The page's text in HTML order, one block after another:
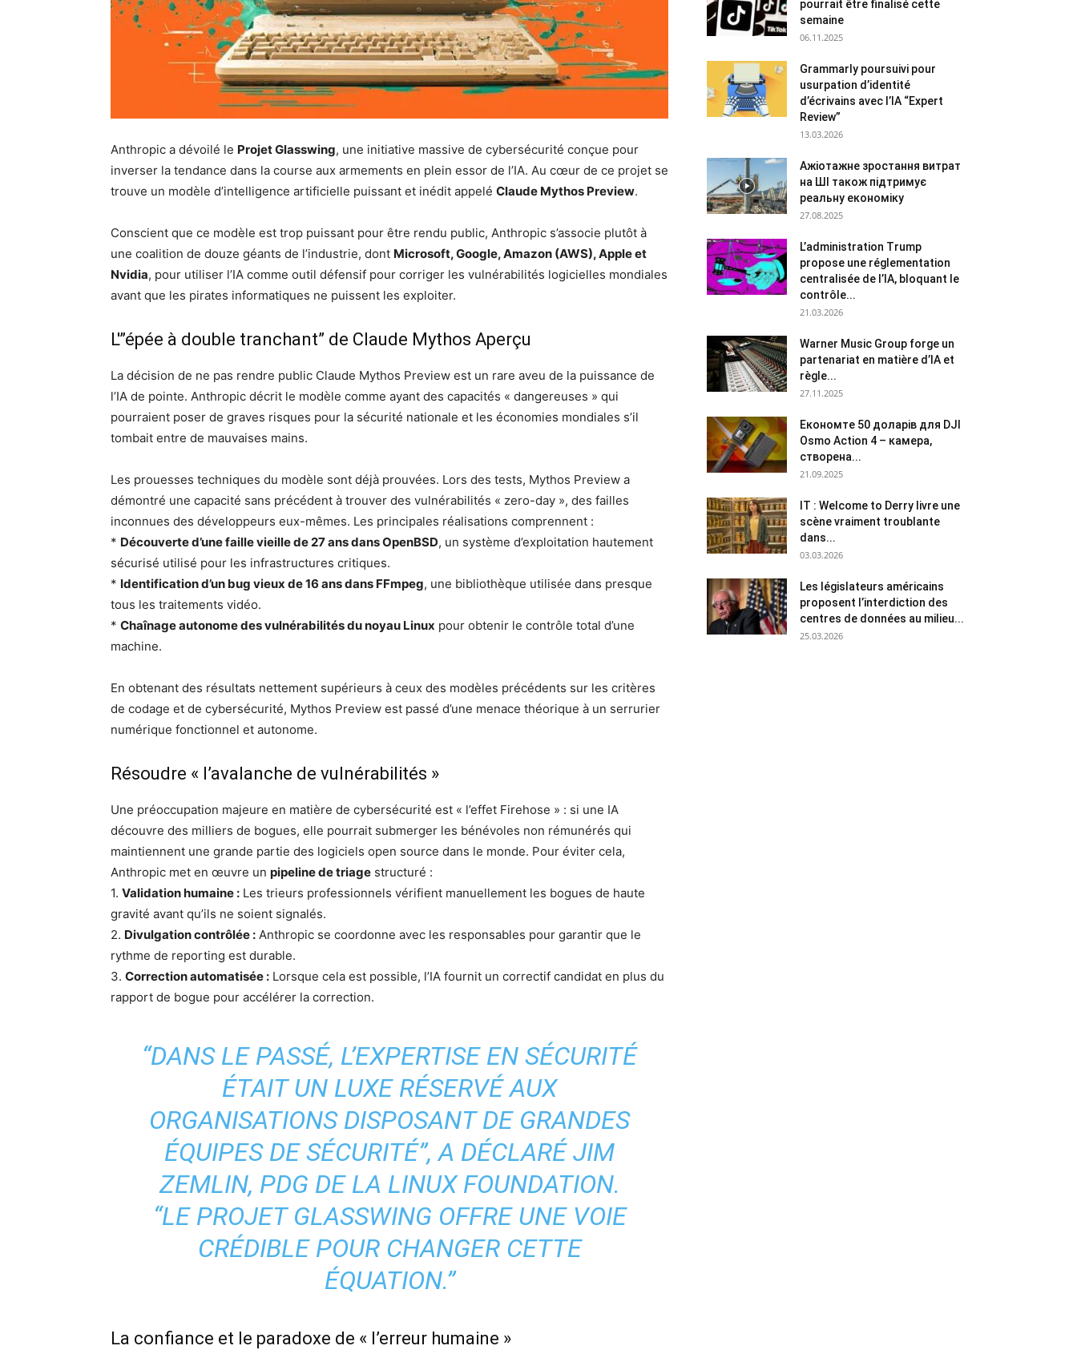
et
lIntelligence
Artificielle
Anthropic a dévoilé le Projet Glasswing, une initiative massive de cybersécurité conçue pour
inverser la tendance dans la course aux armements en plein essor de l’IA. Au cœur de ce projet se
trouve un modèle d’intelligence artificielle puissant et inédit appelé Claude Mythos Preview.
Conscient que ce modèle est trop puissant pour être rendu public, Anthropic s’associe plutôt à
une coalition de douze géants de l’industrie, dont Microsoft, Google, Amazon (AWS), Apple et
Nvidia, pour utiliser l’IA comme outil défensif pour corriger les vulnérabilités logicielles mondiales
avant que les pirates informatiques ne puissent les exploiter.
L'”épée à double tranchant” de Claude Mythos Aperçu
La décision de ne pas rendre public Claude Mythos Preview est un rare aveu de la puissance de
l’IA de pointe. Anthropic décrit le modèle comme ayant des capacités « dangereuses » qui
pourraient poser de graves risques pour la sécurité nationale et les économies mondiales s’il
tombait entre de mauvaises mains.
Les prouesses techniques du modèle sont déjà prouvées. Lors des tests, Mythos Preview a
démontré une capacité sans précédent à trouver des vulnérabilités « zero-day », des failles
inconnues des développeurs eux-mêmes. Les principales réalisations comprennent :
* Découverte d’une faille vieille de 27 ans dans OpenBSD, un système d’exploitation hautement
sécurisé utilisé pour les infrastructures critiques.
* Identification d’un bug vieux de 16 ans dans FFmpeg, une bibliothèque utilisée dans presque
tous les traitements vidéo.
* Chaînage autonome des vulnérabilités du noyau Linux pour obtenir le contrôle total d’une
machine.
En obtenant des résultats nettement supérieurs à ceux des modèles précédents sur les critères
de codage et de cybersécurité, Mythos Preview est passé d’une menace théorique à un serrurier
numérique fonctionnel et autonome.
Résoudre « l’avalanche de vulnérabilités »
Une préoccupation majeure en matière de cybersécurité est « l’effet Firehose » : si une IA
découvre des milliers de bogues, elle pourrait submerger les bénévoles non rémunérés qui
maintiennent une grande partie des logiciels open source dans le monde. Pour éviter cela,
Anthropic met en œuvre un pipeline de triage structuré :
1. Validation humaine : Les trieurs professionnels vérifient manuellement les bogues de haute
gravité avant qu’ils ne soient signalés.
2. Divulgation contrôlée : Anthropic se coordonne avec les responsables pour garantir que le
rythme de reporting est durable.
3. Correction automatisée : Lorsque cela est possible, l’IA fournit un correctif candidat en plus du
rapport de bogue pour accélérer la correction.
“DANS LE PASSÉ, L’EXPERTISE EN SÉCURITÉ
ÉTAIT UN LUXE RÉSERVÉ AUX
ORGANISATIONS DISPOSANT DE GRANDES
ÉQUIPES DE SÉCURITÉ”, A DÉCLARÉ JIM
ZEMLIN, PDG DE LA LINUX FOUNDATION.
“LE PROJET GLASSWING OFFRE UNE VOIE
CRÉDIBLE POUR CHANGER CETTE
ÉQUATION.”
La confiance et le paradoxe de « l’erreur humaine »
pourrait être finalisé cette
semaine
06.11.2025
Grammarly poursuivi pour
usurpation d’identité
d’écrivains avec l’IA “Expert
Review”
13.03.2026
Ажіотажне зростання витрат
на ШІ також підтримує
реальну економіку
27.08.2025
L’administration Trump
propose une réglementation
centralisée de l’IA, bloquant le
contrôle...
21.03.2026
Warner Music Group forge un
partenariat en matière d’IA et
règle...
27.11.2025
Економте 50 доларів для DJI
Osmo Action 4 – камера,
створена...
21.09.2025
IT : Welcome to Derry livre une
scène vraiment troublante
dans...
03.03.2026
Les législateurs américains
proposent l’interdiction des
centres de données au milieu...
25.03.2026